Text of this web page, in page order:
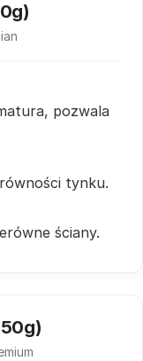
pozwala
tynku.
ściany.